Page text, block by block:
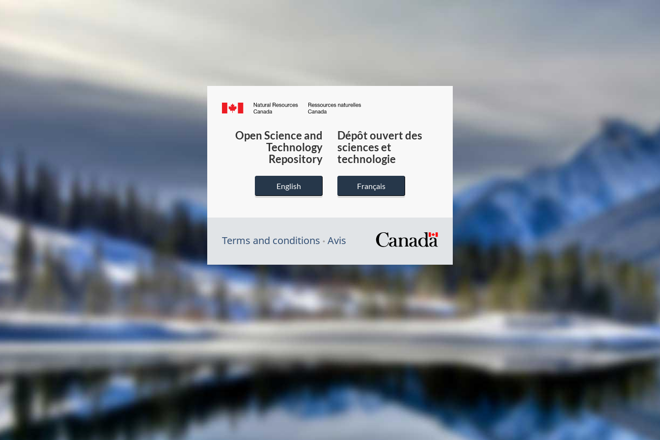
Canada.ca
du
Canada
Open Science and
Technology
Repository
English
Dépôt ouvert des
sciences et
technologie
Français
Terms and conditions Avis
/
gouvernement
du
Canada